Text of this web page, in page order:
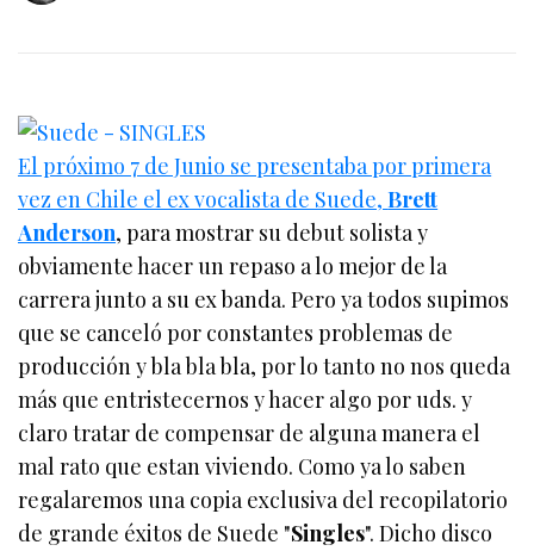
El próximo 7 de Junio se presentaba por primera
vez en Chile el ex vocalista de Suede,Brett
Anderson, para mostrar su debut solista y
obviamente hacer un repaso a lo mejor de la
carrera junto a su ex banda. Pero ya todos supimos
que se canceló por constantes problemas de
producción y bla bla bla, por lo tanto no nos queda
más que entristecernos y hacer algo por uds. y
claro tratar de compensar de alguna manera el
mal rato que estan viviendo. Como ya lo saben
regalaremos una copia exclusiva del recopilatorio
de grande éxitos de Suede "Singles". Dicho disco